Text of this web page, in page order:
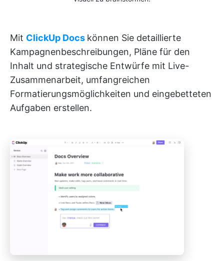
Mit ClickUp Docs können Sie detaillierte
Kampagnenbeschreibungen, Pläne für den
Inhalt und strategische Entwürfe mit Live-
Zusammenarbeit, umfangreichen
Formatierungsmöglichkeiten und eingebetteten
Aufgaben erstellen.